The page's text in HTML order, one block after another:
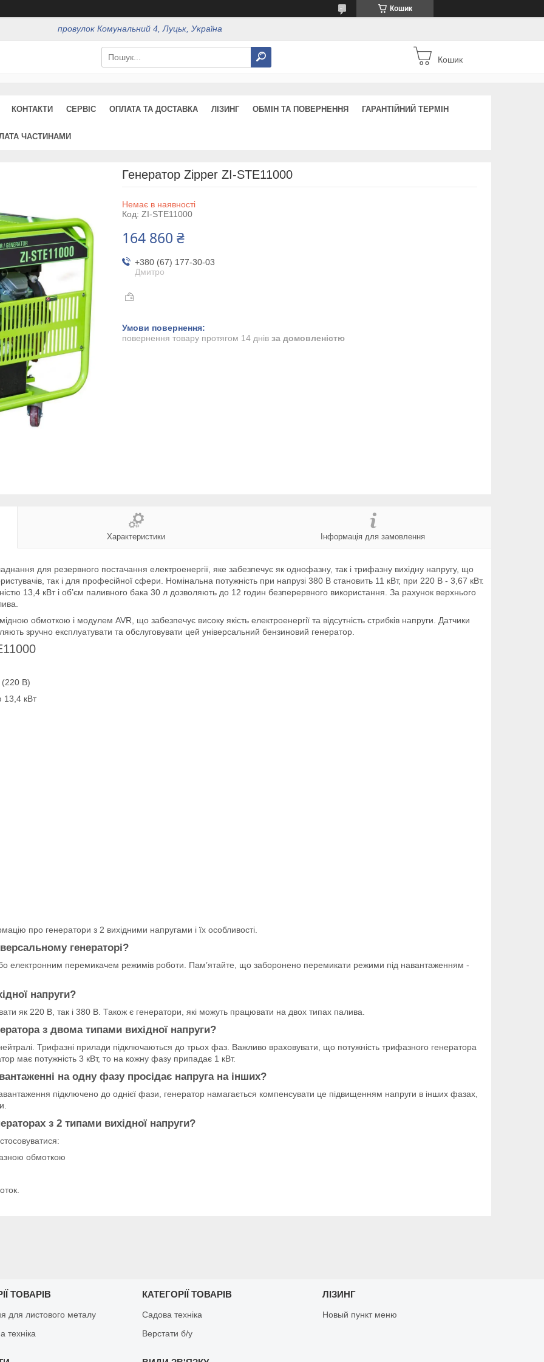
Кошик
провулок Комунальний 4, Луцьк, Україна
Кошик
КОНТАКТИ СЕРВІС ОПЛАТА ТА ДОСТАВКА ЛІЗИНГ ОБМІН ТА ПОВЕРНЕННЯ ГАРАНТІЙНИЙ ТЕРМІН
ЧАСТИНАМИ
Генератор Zipper ZI-STE11000
Немає в наявності
Код: ZI-STE11000
164 860 ₴
+380 (67) 177-30-03
Дмитро
повернення товару протягом 14 днів за домовленістю
Характеристики Інформація для замовлення
для резервного постачання електроенергії, яке забезпечує як однофазну, так і трифазну вихідну напругу, що
так і для професійної сфери. Номінальна потужність при напрузі 380 В становить 11 кВт, при 220 В - 3,67 кВт.
13,4 кВт і об’єм паливного бака 30 л дозволяють до 12 годин безперервного використання. За рахунок верхнього
обмоткою і модулем AVR, що забезпечує високу якість електроенергії та відсутність стрибків напруги. Датчики
зручно експлуатувати та обслуговувати цей універсальний бензиновий генератор.
(220 В)
13,4 кВт
про генератори з 2 вихідними напругами і їх особливості.
генераторі?
електронним перемикачем режимів роботи. Пам’ятайте, що заборонено перемикати режими під навантаженням -
напруги?
як 220 В, так і 380 В. Також є генератори, які можуть працювати на двох типах палива.
з двома типами вихідної напруги?
Трифазні прилади підключаються до трьох фаз. Важливо враховувати, що потужність трифазного генератора
має потужність 3 кВт, то на кожну фазу припадає 1 кВт.
на одну фазу просідає напруга на інших?
підключено до однієї фази, генератор намагається компенсувати це підвищенням напруги в інших фазах,
з 2 типами вихідної напруги?
обмоткою
ТОВАРІВ
для листового металу
техніка
КАТЕГОРІЇ ТОВАРІВ
Садова техніка
Верстати б/у
ЛІЗИНГ
Новый пункт меню